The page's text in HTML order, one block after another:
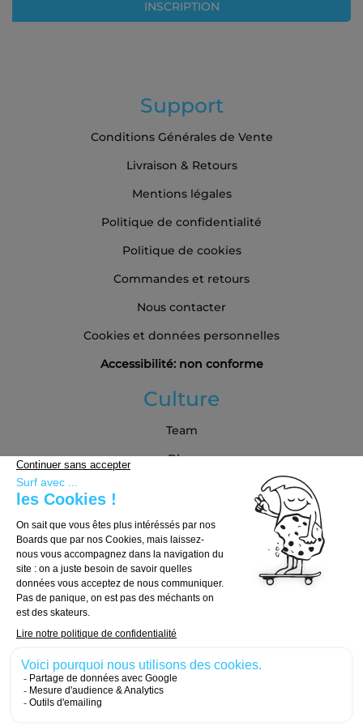
:
INSCRIPTION
Support
Conditions Générales de Vente
Livraison & Retours
Mentions légales
Politique de confidentialité
Politique de cookies
Commandes et retours
Nous contacter
Cookies et données personnelles
Accessibilité: non conforme
Culture
Team
Blog
Guide d'achat
Choisir sa board
Choisir ses roues